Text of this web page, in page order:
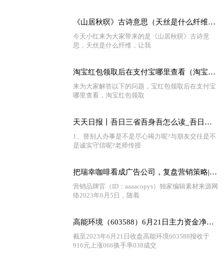
《山居秋暝》古诗意思（天丝是什么纤维）_全球快消息
今天小红来为大家带来的是《山居秋暝》古诗意
思，天丝是什么纤维，让我
淘宝红包领取后在支付宝哪里查看（淘宝红包领取后在哪里） 全球热门
来为大家解答以下的问题，宝红包领取后在支付宝
哪里查看，淘宝红包领取
天天日报丨吾日三省吾身吾怎么读_吾日三省吾身读音是什么意思
1、替别人办事是不是尽心竭力呢?与朋友交往是不
是诚实守信呢?老师传授
把瑞幸咖啡看成广告公司，复盘营销策略|世界热议
营销品牌官（ID：aaaacopys）独家编辑素材来源网
络2023年6月5日，随着
高能环境（603588）6月21日主力资金净买入589.81万元-世界报资讯
截至2023年6月21日收盘高能环境603588报收于
916元上涨066换手率038成交